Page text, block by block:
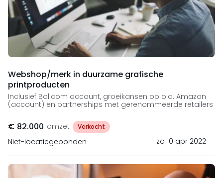
Webshop/merk in duurzame grafische
printproducten
Inclusief Bol.com account, groeikansen op o.a. Amazon
(account) en partnerships met gerenommeerde retailers
€ 82.000 omzet Verkocht
Niet-locatiegebonden zo 10 apr 2022